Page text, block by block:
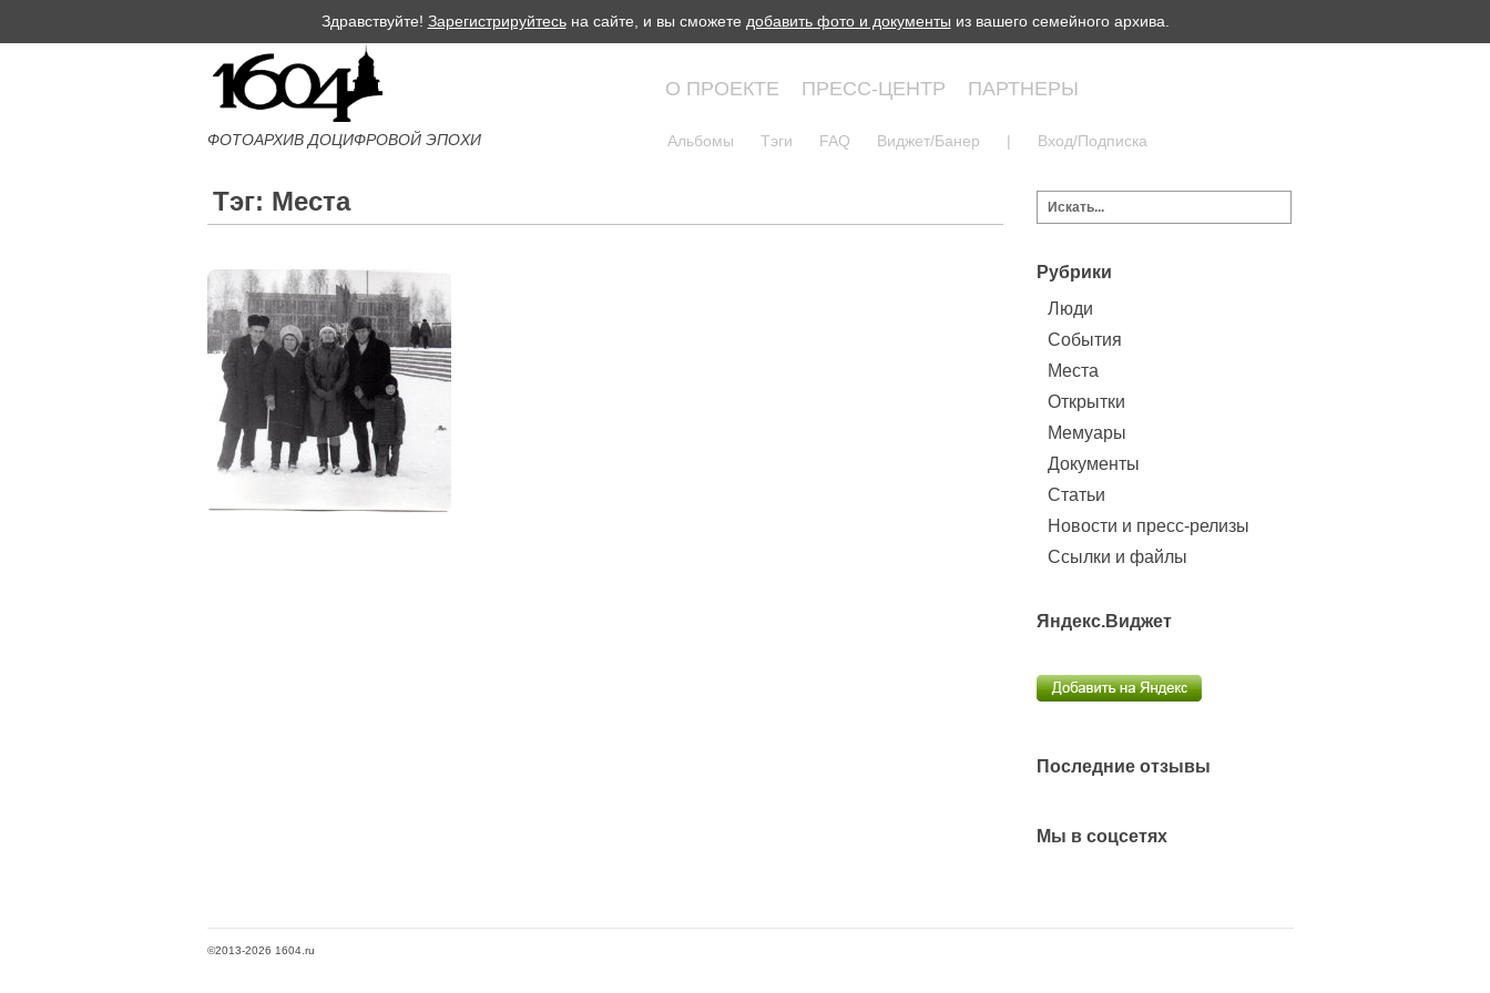
Здравствуйте! Зарегистрируйтесьна сайте, и вы сможете добавить фото и документы из вашего семейного архива.
ФОТОАРХИВ ДОЦИФРОВОЙ ЭПОХИ
О ПРОЕКТЕ ПРЕСС-ЦЕНТР ПАРТНЕРЫ
Альбомы Тэги FAQ Виджет/Банер | Вход/Подписка
Тэг: Места
Рубрики
Люди
События
Места
Открытки
Мемуары
Документы
Статьи
Новости и пресс-релизы
Ссылки и файлы
Яндекс.Виджет
Последние отзывы
Мы в соцсетях
©2013-2026 1604.ru